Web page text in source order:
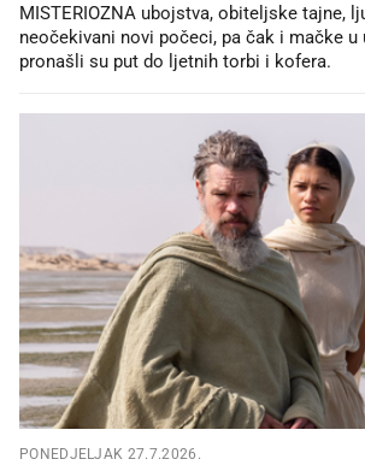
MISTERIOZNA ubojstva, obiteljske tajne,
neočekivani novi počeci, pa čak i mačke u
pronašli su put do ljetnih torbi i kofera.
PONEDJELJAK 27.7.2026.